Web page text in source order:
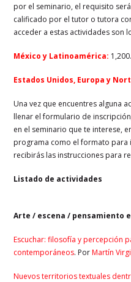
por el seminario, el requisito
calificado por el tutor o tutora
acceder a estas actividades son
México y Latinoamérica:
Estados Unidos, Europa y
Una vez que encuentres alguna
llenar el formulario de
en el seminario que te interese,
programa como el formato para
recibirás las instrucciones para
Listado de actividades
Arte / escena / pensamiento
Escuchar: filosofía y percepción
contemporáneos. PorMartín
Nuevos territorios textuales